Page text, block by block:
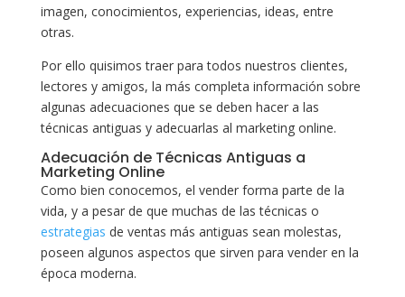
imagen, conocimientos, experiencias, ideas, entre
otras.
Por ello quisimos traer para todos nuestros clientes,
lectores y amigos, la más completa información sobre
algunas adecuaciones que se deben hacer a las
técnicas antiguas y adecuarlas al marketing online.
Adecuación de Técnicas Antiguas a
Marketing Online
Como bien conocemos, el vender forma parte de la
vida, y a pesar de que muchas de las técnicas o
estrategias de ventas más antiguas sean molestas,
poseen algunos aspectos que sirven para vender en la
época moderna.